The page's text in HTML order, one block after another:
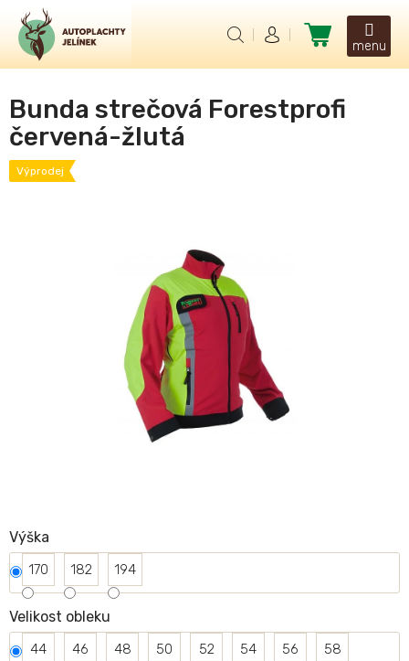
obsah
Nákupní
košík
Bunda strečová Forestprofi
červená-žlutá
Výprodej
Výška
170 182 194
Velikost obleku
44 46 48 50 52 54 56 58